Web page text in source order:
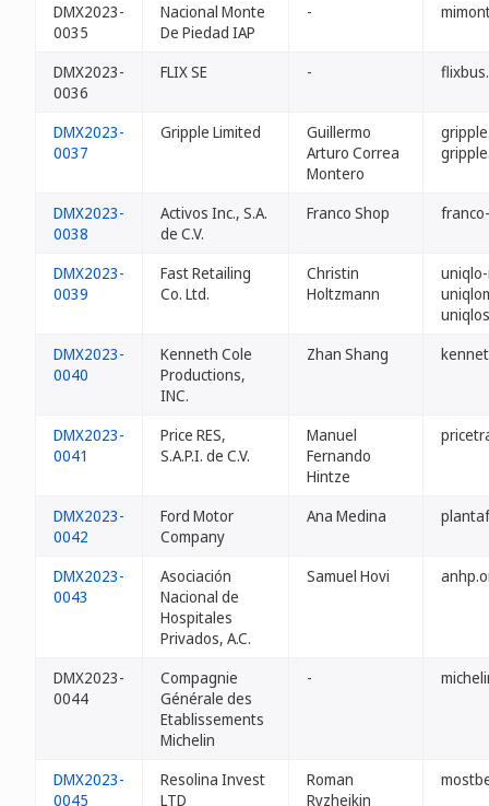
DMX2023-
0035
Nacional Monte
De Piedad IAP
-
DMX2023-
0036
FLIX SE -
DMX2023-
0037
Gripple Limited
Guillermo
Arturo Correa
Montero
DMX2023-
0038
Activos Inc., S.A.
de C.V.
Franco Shop
DMX2023-
0039
Fast Retailing
Co. Ltd.
Christin
Holtzmann
DMX2023-
0040
Kenneth Cole
Productions,
INC.
Zhan Shang
DMX2023-
0041
Price RES,
S.A.P.I. de C.V.
Manuel
Fernando
Hintze
DMX2023-
0042
Ford Motor
Company
Ana Medina
DMX2023-
0043
Asociación
Nacional de
Hospitales
Privados, A.C.
Samuel Hovi
DMX2023-
0044
Compagnie
Générale des
Etablissements
Michelin
-
DMX2023-
0045
Resolina Invest
LTD
Roman
Ryzheikin